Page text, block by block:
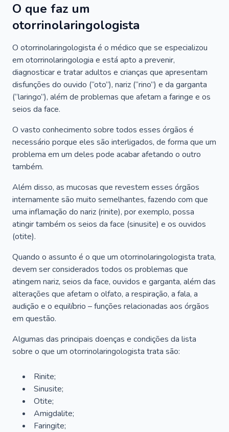
O que faz um
otorrinolaringologista
O otorrinolaringologista é o médico que se especializou
em otorrinolaringologia e está apto a prevenir,
diagnosticar e tratar adultos e crianças que apresentam
disfunções do ouvido (“oto”), nariz (“rino”) e da garganta
(“laringo”), além de problemas que afetam a faringe e os
seios da face.
O vasto conhecimento sobre todos esses órgãos é
necessário porque eles são interligados, de forma que um
problema em um deles pode acabar afetando o outro
também.
Além disso, as mucosas que revestem esses órgãos
internamente são muito semelhantes, fazendo com que
uma inflamação do nariz (rinite), por exemplo, possa
atingir também os seios da face (sinusite) e os ouvidos
(otite).
Quando o assunto é o que um otorrinolaringologista trata,
devem ser considerados todos os problemas que
atingem nariz, seios da face, ouvidos e garganta, além das
alterações que afetam o olfato, a respiração, a fala, a
audição e o equilíbrio – funções relacionadas aos órgãos
em questão.
Algumas das principais doenças e condições da lista
sobre o que um otorrinolaringologista trata são:
Rinite;
Sinusite;
Otite;
Amigdalite;
Faringite;